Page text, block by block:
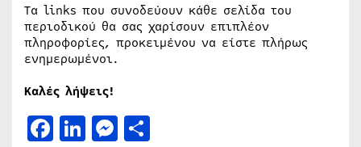
Τα links που συνοδεύουν κάθε σελίδα του
περιοδικού θα σας χαρίσουν επιπλέον
πληροφορίες, προκειμένου να είστε πλήρως
ενημερωμένοι.
Καλές λήψεις!
Facebook
LinkedIn
Messenger